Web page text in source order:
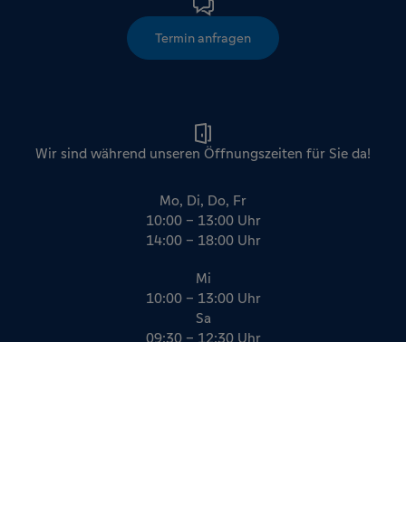
Termin anfragen
Wir sind während unseren Öffnungszeiten für Sie da!
Mo, Di, Do, Fr
10:00 – 13:00 Uhr
14:00 – 18:00 Uhr
Mi
10:00 – 13:00 Uhr
Sa
09:30 – 12:30 Uhr